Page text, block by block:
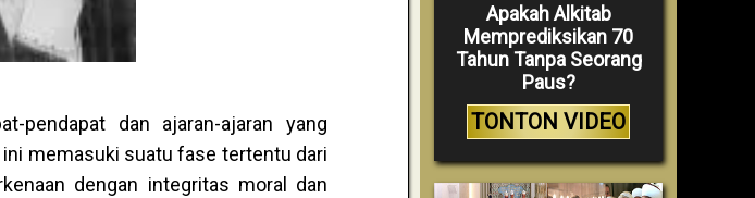
pendapat dan ajaran-ajaran yang
memasuki suatu fase tertentu dari
dengan integritas moral dan
Apakah Alkitab
Memprediksikan 70
Tahun Tanpa Seorang
Paus?
TONTON VIDEO